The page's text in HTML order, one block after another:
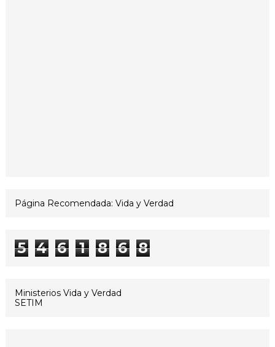
Página Recomendada: Vida y Verdad
5 4 6 1 8 6 8
Ministerios Vida y Verdad
SETIM